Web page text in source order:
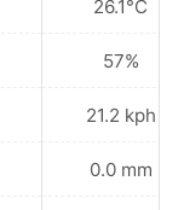
26.1°C
57%
21.2 kph
0.0 mm